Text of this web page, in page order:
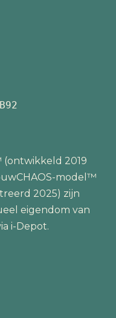
2019
model™
2025) zijn
eigendom van
i-Depot.